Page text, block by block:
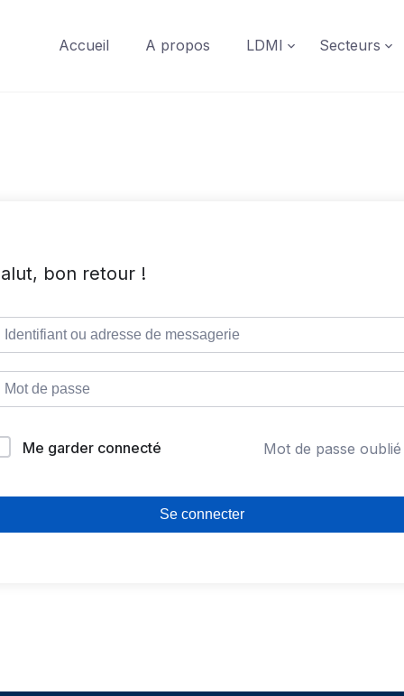
Accueil A propos LDMI Secteurs
bon retour !
Me garder connecté Mot de passe oublié
Se connecter